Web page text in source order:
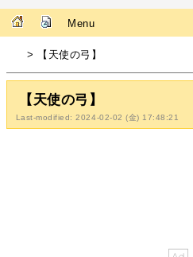
Menu
> 【天使の弓】
【天使の弓】
Last-modified: 2024-02-02 (金) 17:48:21